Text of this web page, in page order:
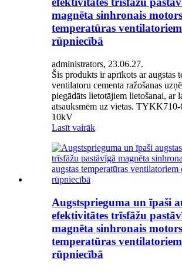
magnēta sinhronais
temperatūras
rūpniecībā
administrators, 23.06.27.
Šis produkts ir aprīkots ar augstas
ventilatoru cementa ražošanas
piegādāts lietotājiem lietošanai, ar
atsauksmēm uz vietas.
10kV
Lasīt vairāk
Augstsprieguma un īpaši
efektivitātes trīsfāžu
magnēta sinhronais
temperatūras
rūpniecībā